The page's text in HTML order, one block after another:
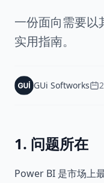
一份面向需要以
实用指南。
GUi Softworks
1. 问题所在
Power BI 是市场上